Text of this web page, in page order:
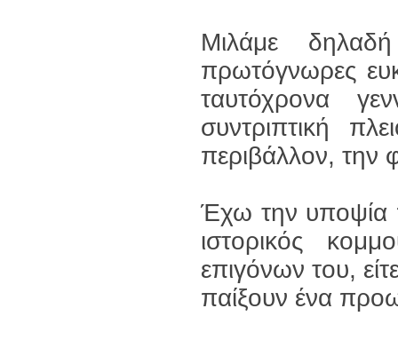
Μιλάμε
πρωτόγνωρες
ταυτόχρονα
συντριπτική
περιβάλλον, την
Έχω την υποψία
ιστορικός
επιγόνων του,
παίξουν ένα